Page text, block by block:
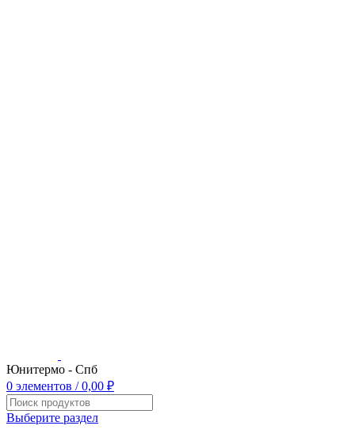
Юнитермо - Спб
0 элементов / 0,00 ₽
Выберите раздел